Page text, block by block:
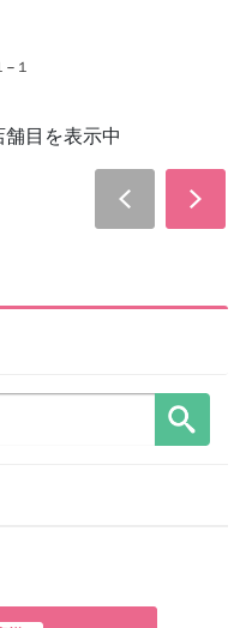
１
舗目を表示中